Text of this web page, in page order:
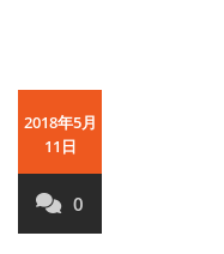
2018年5月
11日
0